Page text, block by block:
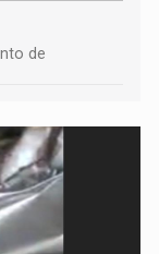
de